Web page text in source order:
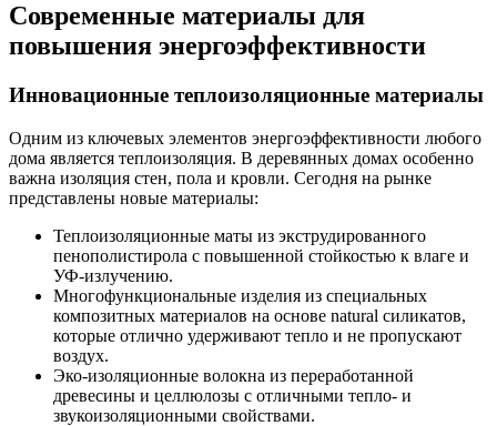
Современные материалы для
повышения энергоэффективности
Инновационные теплоизоляционные материалы
Одним из ключевых элементов энергоэффективности любого
дома является теплоизоляция. В деревянных домах особенно
важна изоляция стен, пола и кровли. Сегодня на рынке
представлены новые материалы:
Теплоизоляционные маты из экструдированного
пенополистирола с повышенной стойкостью к влаге и
УФ-излучению.
Многофункциональные изделия из специальных
композитных материалов на основе natural силикатов,
которые отлично удерживают тепло и не пропускают
воздух.
Эко-изоляционные волокна из переработанной
древесины и целлюлозы с отличными тепло- и
звукоизоляционными свойствами.